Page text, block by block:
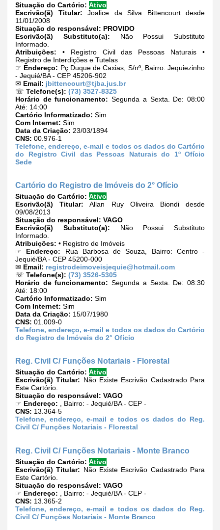
Situação do Cartório: Ativo
Escrivão(ã) Titular: Joalice da Silva Bittencourt desde
11/01/2008
Situação do responsável: PROVIDO
Escrivão(ã) Substituto(a): Não Possui Substituto
Informado.
Atribuições: • Registro Civil das Pessoas Naturais •
Registro de Interdições e Tutelas
☞ Endereço: Pç Duque de Caxias, S/nº, Bairro: Jequiezinho
- Jequié/BA - CEP 45206-902
✉ Email: jbittencourt@tjba.jus.br
☏ Telefone(s): (73) 3527-8325
Horário de funcionamento: Segunda a Sexta. De: 08:00
Até: 14:00
Cartório Informatizado: Sim
Com Internet: Sim
Data da Criação: 23/03/1894
CNS: 00.976-1
Telefone, endereço, e-mail e todos os dados do Cartório
do Registro Civil das Pessoas Naturais do 1º Ofício
Sede
Cartório do Registro de Imóveis do 2° Ofício
Situação do Cartório: Ativo
Escrivão(ã) Titular: Allan Ruy Oliveira Biondi desde
09/08/2013
Situação do responsável: VAGO
Escrivão(ã) Substituto(a): Não Possui Substituto
Informado.
Atribuições: • Registro de Imóveis
☞ Endereço: Rua Barbosa de Souza, Bairro: Centro -
Jequié/BA - CEP 45200-000
✉ Email: registrodeimoveisjequie@hotmail.com
☏ Telefone(s): (73) 3526-5305
Horário de funcionamento: Segunda a Sexta. De: 08:30
Até: 18:00
Cartório Informatizado: Sim
Com Internet: Sim
Data da Criação: 15/07/1980
CNS: 01.009-0
Telefone, endereço, e-mail e todos os dados do Cartório
do Registro de Imóveis do 2° Ofício
Reg. Civil C/ Funções Notariais - Florestal
Situação do Cartório: Ativo
Escrivão(ã) Titular: Não Existe Escrivão Cadastrado Para
Este Cartório.
Situação do responsável: VAGO
☞ Endereço: , Bairro: - Jequié/BA - CEP -
CNS: 13.364-5
Telefone, endereço, e-mail e todos os dados do Reg.
Civil C/ Funções Notariais - Florestal
Reg. Civil C/ Funções Notariais - Monte Branco
Situação do Cartório: Ativo
Escrivão(ã) Titular: Não Existe Escrivão Cadastrado Para
Este Cartório.
Situação do responsável: VAGO
☞ Endereço: , Bairro: - Jequié/BA - CEP -
CNS: 13.365-2
Telefone, endereço, e-mail e todos os dados do Reg.
Civil C/ Funções Notariais - Monte Branco